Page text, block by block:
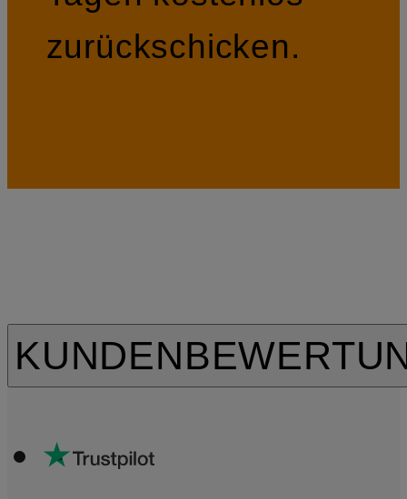
zurückschicken.